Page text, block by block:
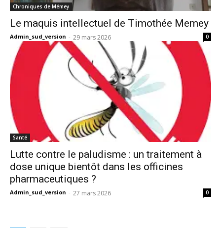
Chroniques de Mémey
Le maquis intellectuel de Timothée Memey
Admin_sud_version - 29 mars 2026 0
Santé
Lutte contre le paludisme : un traitement à
dose unique bientôt dans les officines
pharmaceutiques ?
Admin_sud_version - 27 mars 2026 0